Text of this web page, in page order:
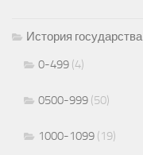
История
0-499 (4)
0500-999 (50)
1000-1099 (19)